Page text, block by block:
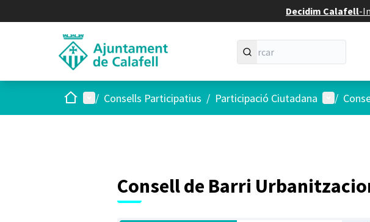
Decidim Calafell-
Inici Menú principal
/ Consells Participatius / Participació Ciutadana Menú
/
Consell de Barri